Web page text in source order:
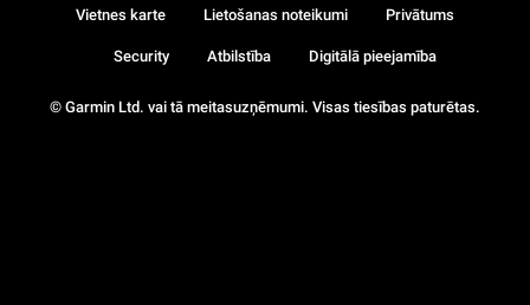
© Garmin Ltd. vai tā meitasuzņēmumi. Visas tiesības paturētas.
Vietnes karte Lietošanas noteikumi Privātums
Security Atbilstība Digitālā pieejamība